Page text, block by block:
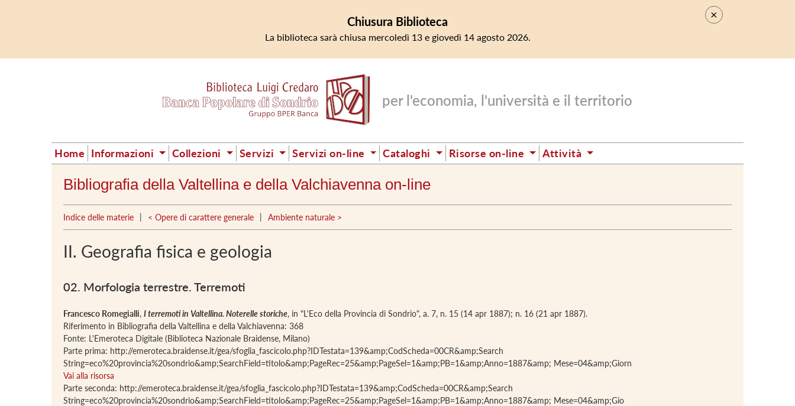
×
Chiusura Biblioteca
La biblioteca sarà chiusa mercoledì 13 e giovedì 14 agosto 2026.
per l'economia, l'università e il territorio
Home Informazioni Collezioni Servizi Servizi on-line Cataloghi Risorse on-line Attività
Bibliografia della Valtellina e della Valchiavenna on-line
Indice delle materie | < Opere di carattere generale | Ambiente naturale >
II. Geografia fisica e geologia
02. Morfologia terrestre. Terremoti
Francesco Romegialli, I terremoti in Valtellina. Noterelle storiche, in "L'Eco della Provincia di Sondrio", a. 7, n. 15 (14 apr 1887); n. 16 (21 apr 1887).
Riferimento in Bibliografia della Valtellina e della Valchiavenna: 368
Fonte: L'Emeroteca Digitale (Biblioteca Nazionale Braidense, Milano)
Parte prima: http://emeroteca.braidense.it/gea/sfoglia_fascicolo.php?IDTestata=139&amp;CodScheda=00CR&amp;Search
String=eco%20provincia%20sondrio&amp;SearchField=titolo&amp;PageRec=25&amp;PageSel=1&amp;PB=1&amp;Anno=1887&amp; Mese=04&amp;Giorn
Vai alla risorsa
Parte seconda: http://emeroteca.braidense.it/gea/sfoglia_fascicolo.php?IDTestata=139&amp;CodScheda=00CR&amp;Search
String=eco%20provincia%20sondrio&amp;SearchField=titolo&amp;PageRec=25&amp;PageSel=1&amp;PB=1&amp;Anno=1887&amp; Mese=04&amp;Gio